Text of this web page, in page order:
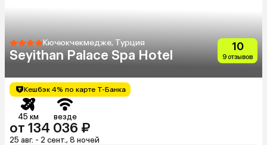
Кючюкчекмедже, Турция
Seyithan Palace Spa Hotel
10
9 отзывов
Кешбэк 4% по карте Т-Банка
45 км везде
от 134 036 ₽
25 авг. - 2 сент., 8 ночей